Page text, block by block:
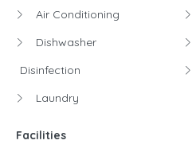
Air Conditioning
Dishwasher
Disinfection
Laundry
Facilities